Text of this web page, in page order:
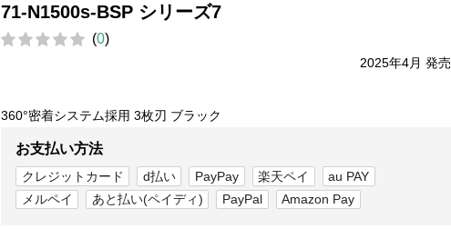
71-N1500s-BSP シリーズ7
(0)
2025年4月 発売
360°密着システム採用 3枚刃 ブラック
お支払い方法
クレジットカード d払い PayPay 楽天ペイ
au PAY
メルペイ
あと払い(ペイディ) PayPal Amazon Pay